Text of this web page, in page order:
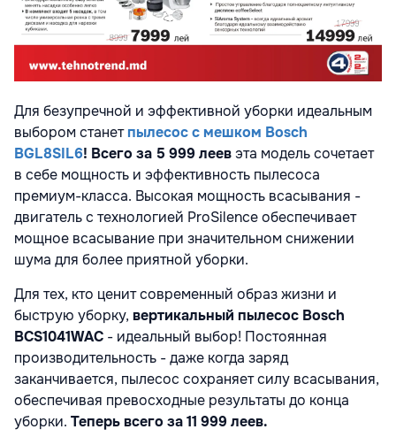
Для безупречной и эффективной уборки идеальным
выбором станет пылесос с мешком Bosch
BGL8SIL6! Всего за 5 999 леевэта модель сочетает
в себе мощность и эффективность пылесоса
премиум-класса. Высокая мощность всасывания -
двигатель с технологией ProSilence обеспечивает
мощное всасывание при значительном снижении
шума для более приятной уборки.
Для тех, кто ценит современный образ жизни и
быструю уборку, вертикальный пылесос Bosch
BCS1041WAC - идеальный выбор! Постоянная
производительность - даже когда заряд
заканчивается, пылесос сохраняет силу всасывания,
обеспечивая превосходные результаты до конца
уборки. Теперь всего за 11 999 леев.